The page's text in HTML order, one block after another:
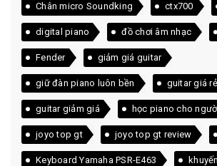
Chân micro Soundking ctx700
digital piano đồ chơi âm nhạc
Fender giảm giá guitar
giữ đàn piano luôn bền guitar giá rẻ
guitar giảm giá học piano cho
joyo top gt joyo top gt review
Keyboard Yamaha PSR-E463